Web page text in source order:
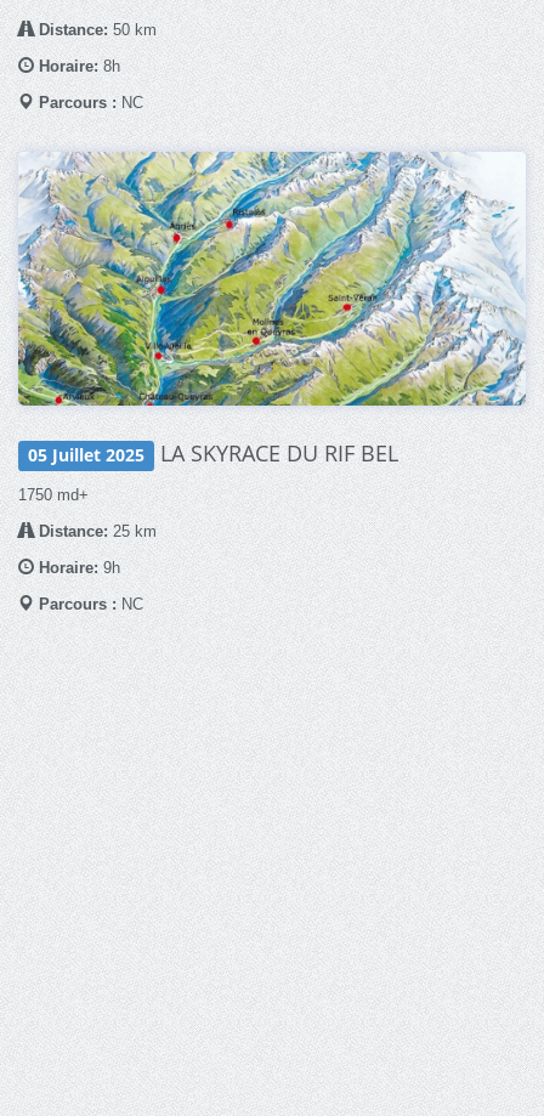
Distance: 50 km
Horaire:8h
Parcours :NC
05 Juillet 2025 LA SKYRACE DU RIF BEL
1750 md+
Distance:25 km
Horaire:9h
Parcours :NC